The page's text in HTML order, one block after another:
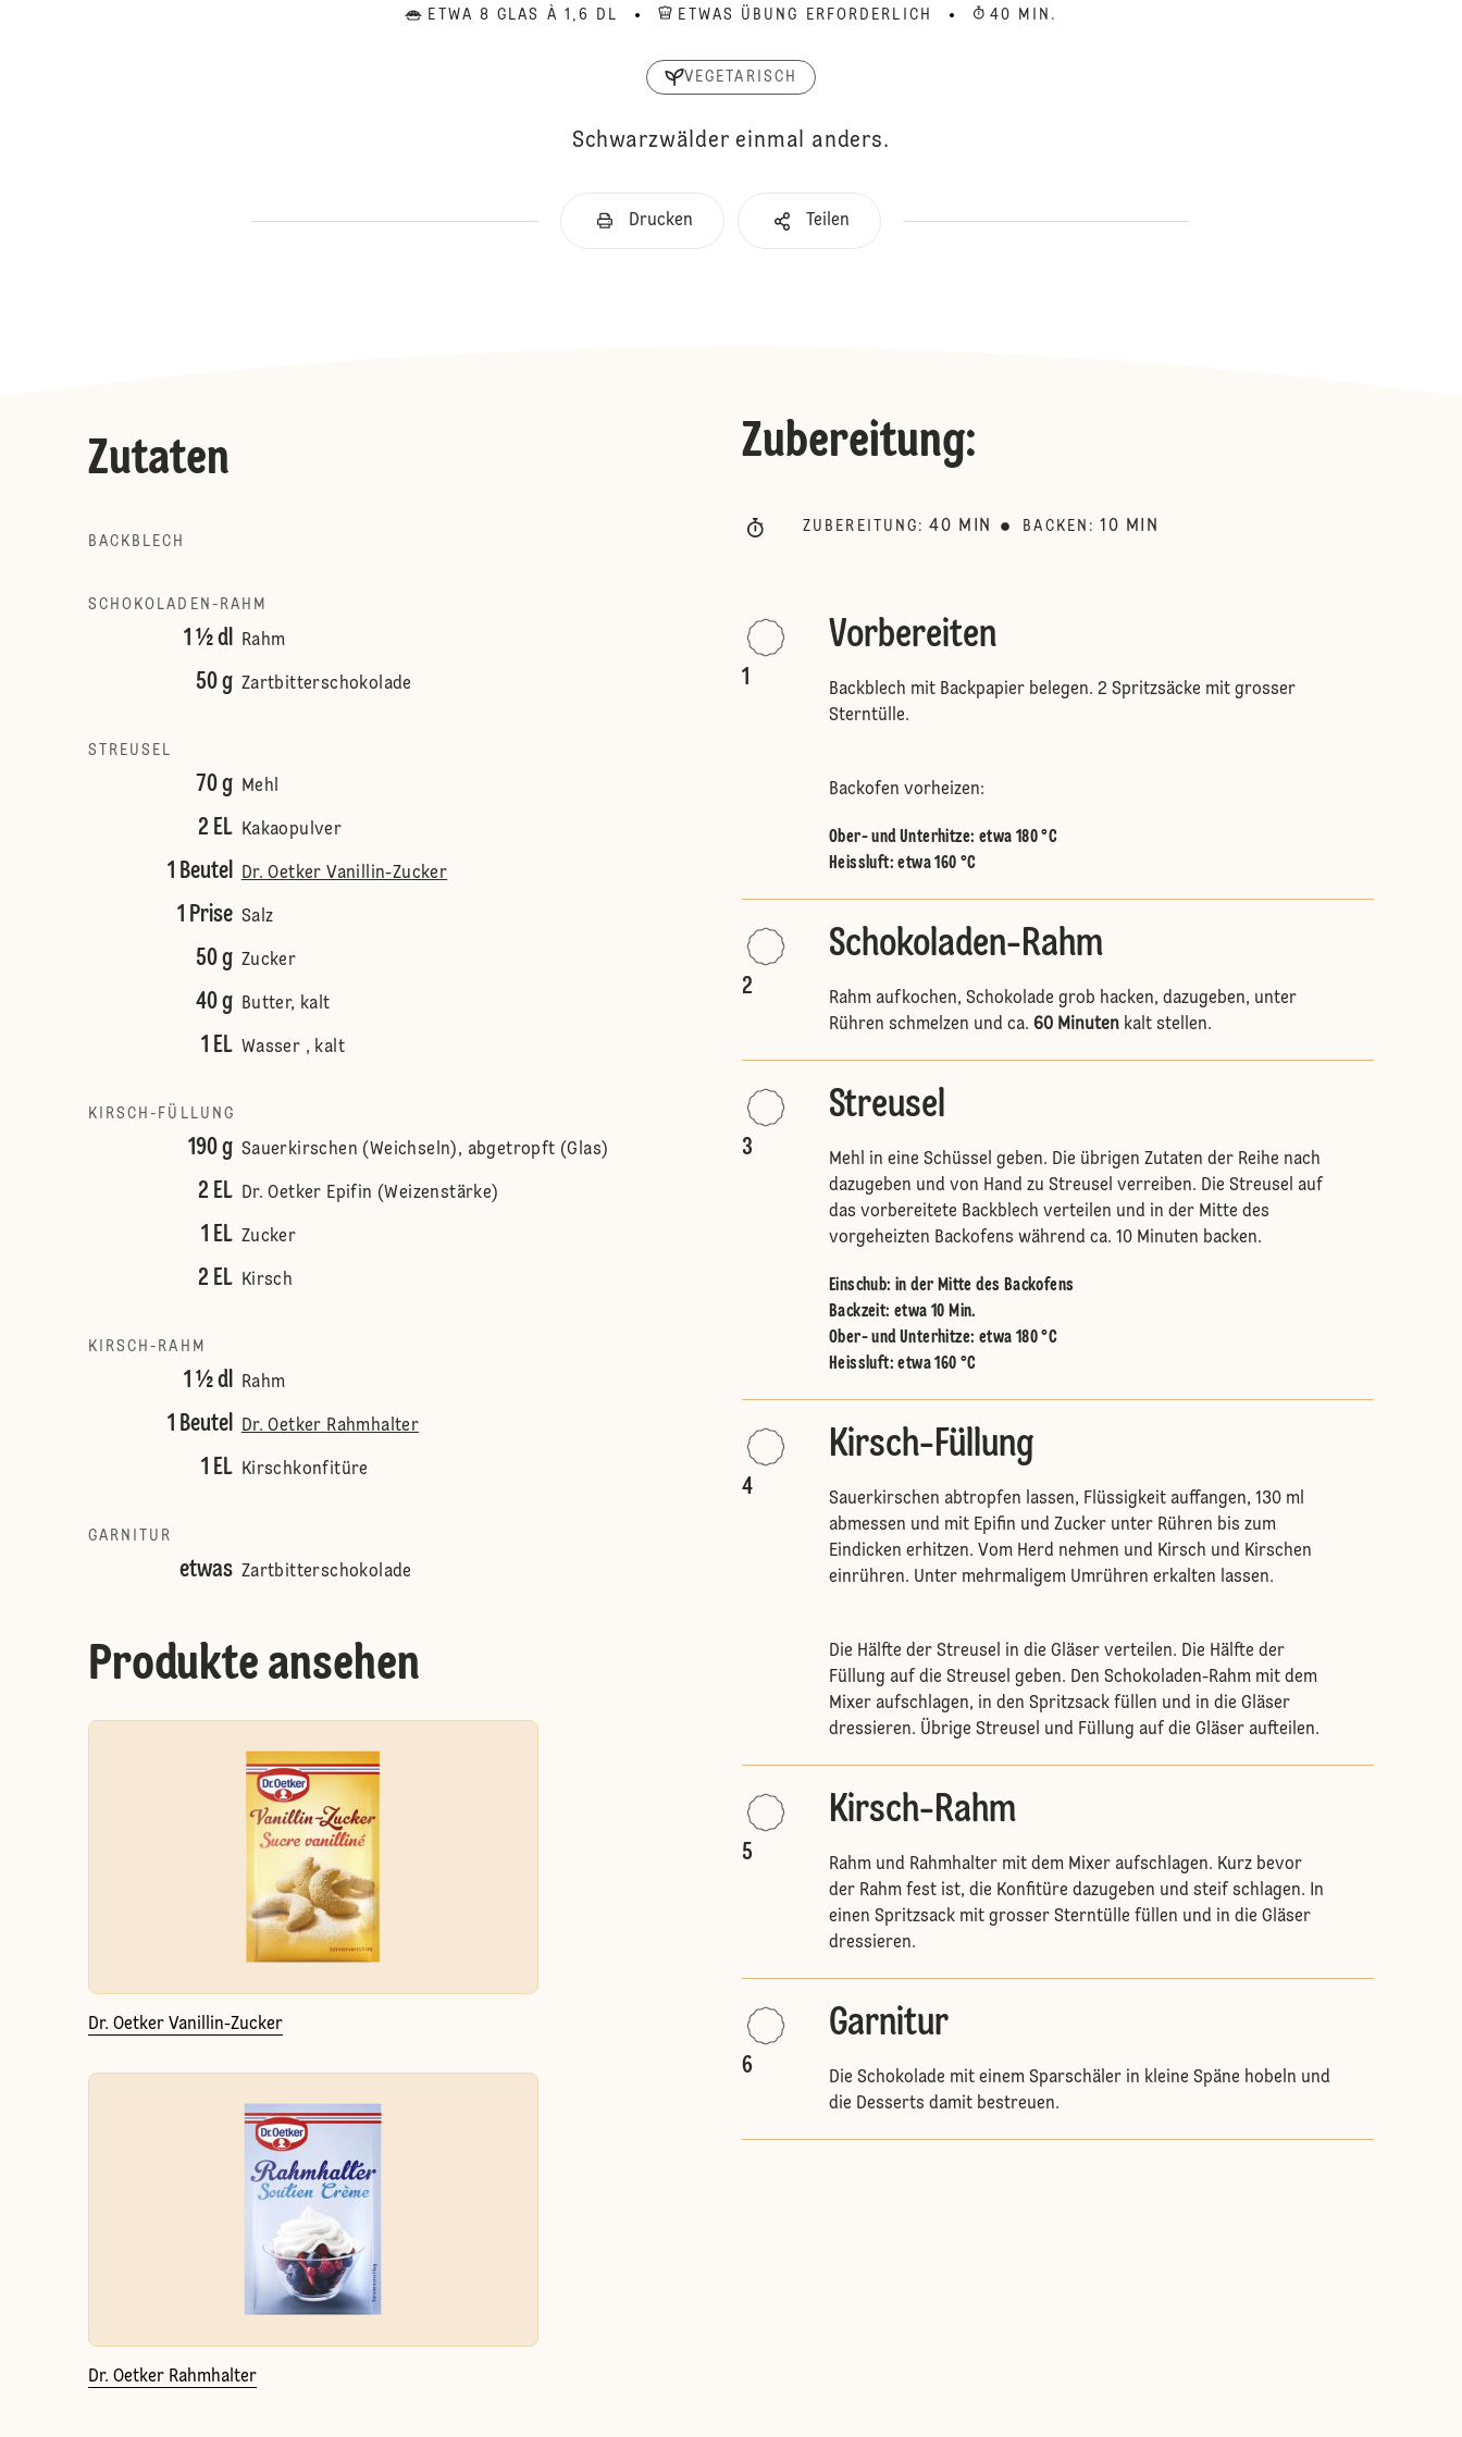
ETWA 8 GLAS À 1,6 DL ETWAS ÜBUNG ERFORDERLICH 40 MIN.
VEGETARISCH
Schwarzwälder einmal anders.
Drucken Teilen
Zutaten
BACKBLECH
SCHOKOLADEN-RAHM
1 ½ dl Rahm
50 g Zartbitterschokolade
STREUSEL
70 g Mehl
2 EL Kakaopulver
1 Beutel Dr. Oetker Vanillin-Zucker
1 Prise Salz
50 g Zucker
40 g Butter, kalt
1 EL Wasser , kalt
KIRSCH-FÜLLUNG
190 g Sauerkirschen (Weichseln), abgetropft (Glas)
2 EL Dr. Oetker Epifin (Weizenstärke)
1 EL Zucker
2 EL Kirsch
KIRSCH-RAHM
1 ½ dl Rahm
1 Beutel Dr. Oetker Rahmhalter
1 EL Kirschkonfitüre
GARNITUR
etwas Zartbitterschokolade
Produkte ansehen
Dr. Oetker Vanillin-Zucker
Dr. Oetker Rahmhalter
Zubereitung:
ZUBEREITUNG : 40 MIN BACKEN : 10 MIN
1
Vorbereiten
Backblech mit Backpapier belegen. 2 Spritzsäcke mit grosser
Sterntülle.
Backofen vorheizen:
Ober- und Unterhitze: etwa 180 °C
Heissluft: etwa 160 °C
2
Schokoladen-Rahm
Rahm aufkochen, Schokolade grob hacken, dazugeben, unter
Rühren schmelzen und ca. 60 Minuten kalt stellen.
3
Streusel
Mehl in eine Schüssel geben. Die übrigen Zutaten der Reihe nach
dazugeben und von Hand zu Streusel verreiben. Die Streusel auf
das vorbereitete Backblech verteilen und in der Mitte des
vorgeheizten Backofens während ca. 10 Minuten backen.
Einschub:in der Mitte des Backofens
Backzeit: etwa 10 Min.
Ober- und Unterhitze: etwa 180 °C
Heissluft: etwa 160 °C
4
Kirsch-Füllung
Sauerkirschen abtropfen lassen, Flüssigkeit auffangen, 130 ml
abmessen und mit Epifin und Zucker unter Rühren bis zum
Eindicken erhitzen. Vom Herd nehmen und Kirsch und Kirschen
einrühren. Unter mehrmaligem Umrühren erkalten lassen.
Die Hälfte der Streusel in die Gläser verteilen. Die Hälfte der
Füllung auf die Streusel geben. Den Schokoladen-Rahm mit dem
Mixer aufschlagen, in den Spritzsack füllen und in die Gläser
dressieren. Übrige Streusel und Füllung auf die Gläser aufteilen.
5
Kirsch-Rahm
Rahm und Rahmhalter mit dem Mixer aufschlagen. Kurz bevor
der Rahm fest ist, die Konfitüre dazugeben und steif schlagen. In
einen Spritzsack mit grosser Sterntülle füllen und in die Gläser
dressieren.
6
Garnitur
Die Schokolade mit einem Sparschäler in kleine Späne hobeln und
die Desserts damit bestreuen.